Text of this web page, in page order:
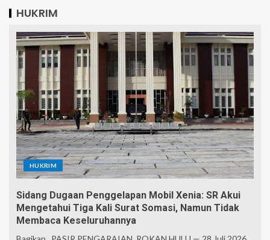
HUKRIM
HUKRIM
Sidang Dugaan Penggelapan Mobil Xenia: SR Akui
Mengetahui Tiga Kali Surat Somasi, Namun Tidak
Membaca Keseluruhannya